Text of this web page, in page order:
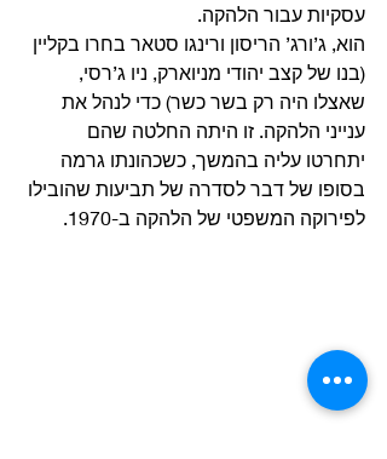
עסקיות עבור הלהקה.
הוא, ג’ורג’ הריסון ורינגו סטאר בחרו בקליין
(בנו של קצב יהודי מניוארק, ניו ג’רסי,
שאצלו היה רק בשר כשר) כדי לנהל את
ענייני הלהקה. זו היתה החלטה שהם
יתחרטו עליה בהמשך, כשכהונתו גרמה
בסופו של דבר לסדרה של תביעות שהובילו
לפירוקה המשפטי של הלהקה ב-1970.